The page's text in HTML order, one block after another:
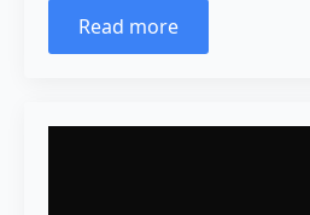
Read more